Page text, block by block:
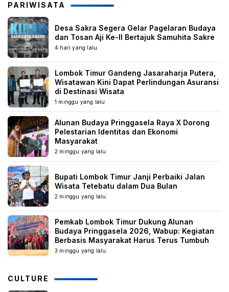
PARIWISATA
Desa Sakra Segera Gelar Pagelaran Budaya
dan Tosan Aji Ke-II Bertajuk Samuhita Sakre
4 hari yang lalu
Lombok Timur Gandeng Jasaraharja Putera,
Wisatawan Kini Dapat Perlindungan Asuransi
di Destinasi Wisata
1 minggu yang lalu
Alunan Budaya Pringgasela Raya X Dorong
Pelestarian Identitas dan Ekonomi
Masyarakat
2 minggu yang lalu
Bupati Lombok Timur Janji Perbaiki Jalan
Wisata Tetebatu dalam Dua Bulan
2 minggu yang lalu
Pemkab Lombok Timur Dukung Alunan
Budaya Pringgasela 2026, Wabup: Kegiatan
Berbasis Masyarakat Harus Terus Tumbuh
3 minggu yang lalu
CULTURE